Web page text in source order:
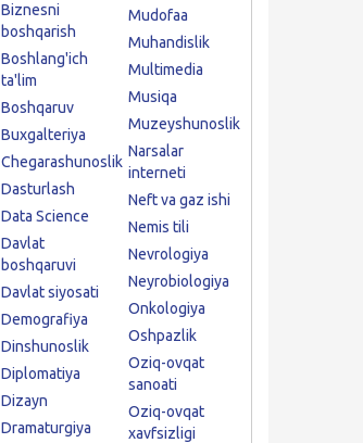
Biznesni
boshqarish
Boshlang'ich
ta'lim
Boshqaruv
Buxgalteriya
Chegarashunoslik
Dasturlash
Data Science
Davlat
boshqaruvi
Davlat siyosati
Demografiya
Dinshunoslik
Diplomatiya
Dizayn
Dramaturgiya
Mudofaa
Muhandislik
Multimedia
Musiqa
Muzeyshunoslik
Narsalar
interneti
Neft va gaz ishi
Nemis tili
Nevrologiya
Neyrobiologiya
Onkologiya
Oshpazlik
Oziq-ovqat
sanoati
Oziq-ovqat
xavfsizligi